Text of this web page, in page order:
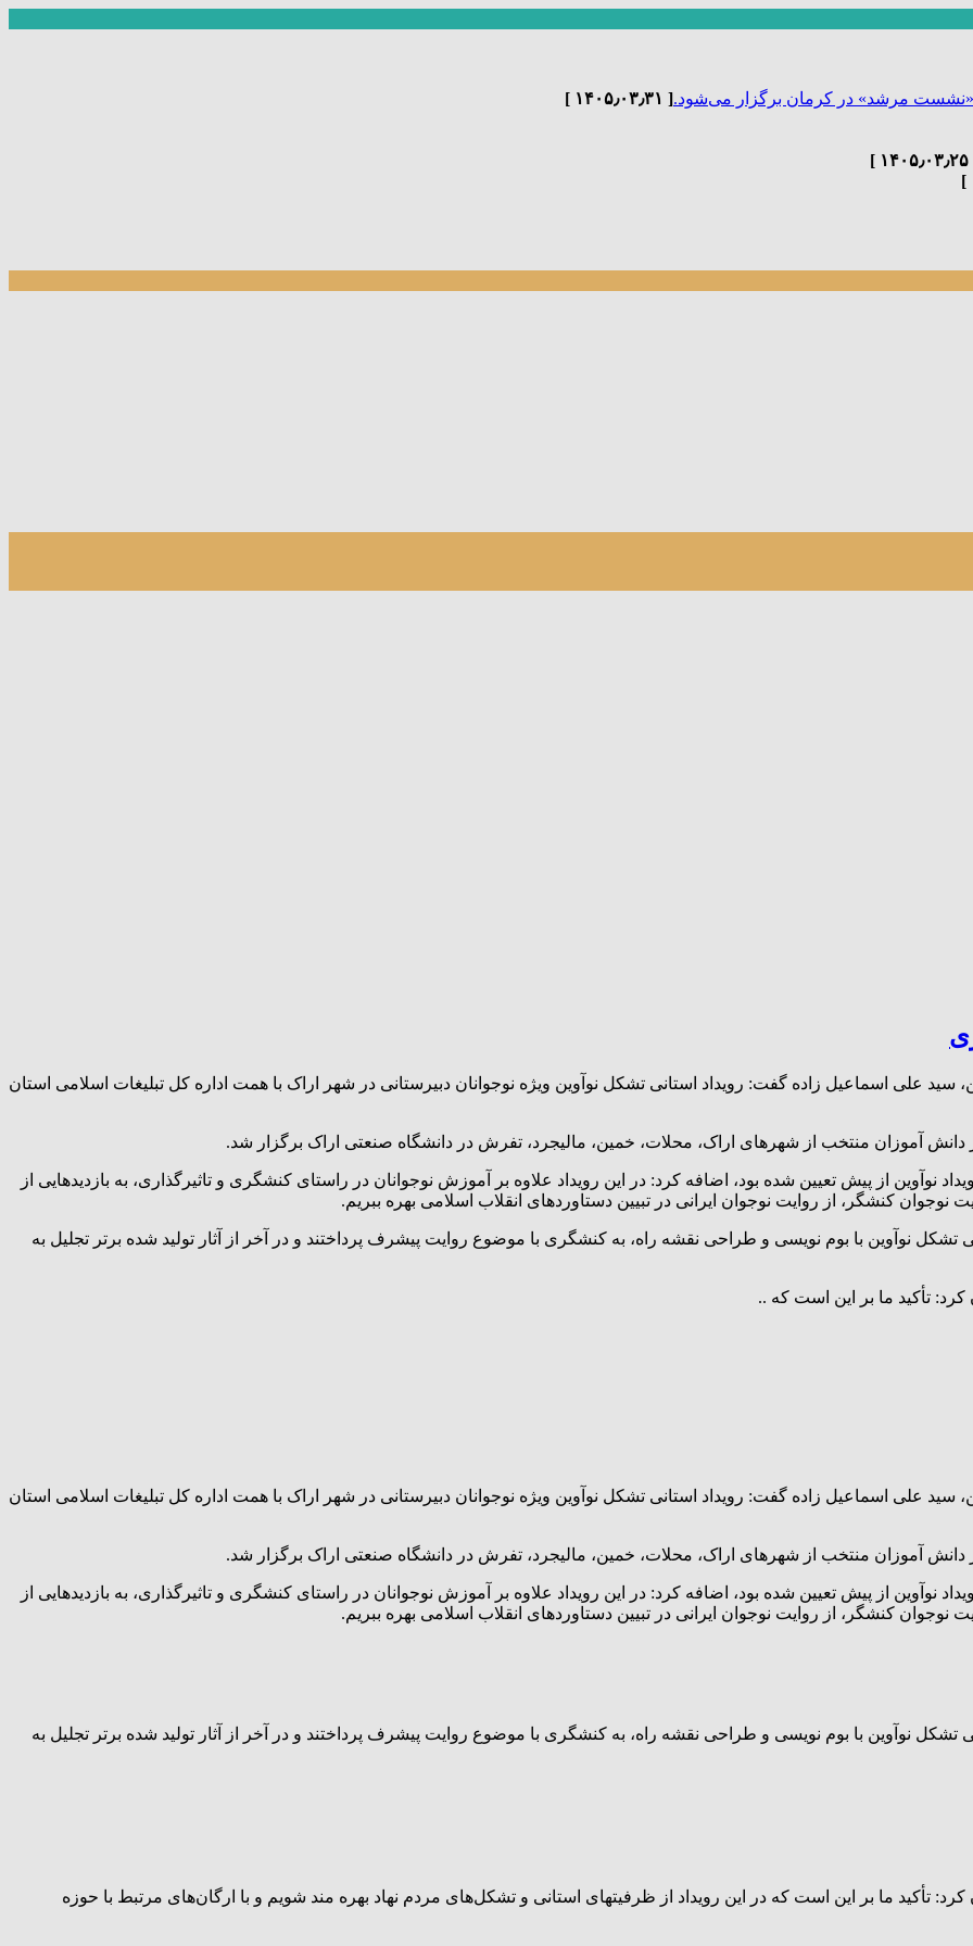
مرشد» در کرمان برگزار می‌شود.[ ۱۴۰۵٫۰۳٫۳۱ ]
علی اسماعیل زاده گفت: رویداد استانی تشکل نوآوین ویژه نوجوانان دبیرستانی در شهر اراک با همت اداره کل تبلیغات اسلامی استان
نوآوین از پیش تعیین شده بود، اضافه کرد: در این رویداد علاوه بر آموزش نوجوانان در راستای کنشگری و تاثیرگذاری، به بازدیدهایی از
کنشگر، از روایت نوجوان ایرانی در تبیین دستاوردهای انقلاب اسلامی بهره ببریم.
نوآوین با بوم نویسی و طراحی نقشه راه، به کنشگری با موضوع روایت پیشرف پرداختند و در آخر از آثار تولید شده برتر تجلیل به
کرد: تأکید ما بر این است که ..
علی اسماعیل زاده گفت: رویداد استانی تشکل نوآوین ویژه نوجوانان دبیرستانی در شهر اراک با همت اداره کل تبلیغات اسلامی استان
نوآوین از پیش تعیین شده بود، اضافه کرد: در این رویداد علاوه بر آموزش نوجوانان در راستای کنشگری و تاثیرگذاری، به بازدیدهایی از
کنشگر، از روایت نوجوان ایرانی در تبیین دستاوردهای انقلاب اسلامی بهره ببریم.
نوآوین با بوم نویسی و طراحی نقشه راه، به کنشگری با موضوع روایت پیشرف پرداختند و در آخر از آثار تولید شده برتر تجلیل به
تأکید ما بر این است که در این رویداد از ظرفیتهای استانی و تشکل‌های مردم نهاد بهره مند شویم و با ارگان‌های مرتبط با حوزه